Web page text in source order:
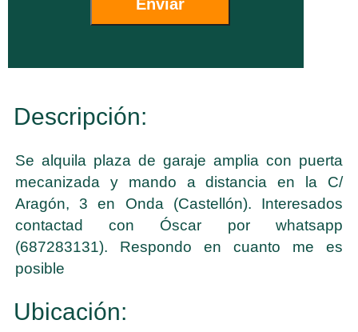
Descripción:
Se alquila plaza de garaje amplia con puerta
mecanizada y mando a distancia en la C/
Aragón, 3 en Onda (Castellón). Interesados
contactad con Óscar por whatsapp
(687283131). Respondo en cuanto me es
posible
Ubicación: